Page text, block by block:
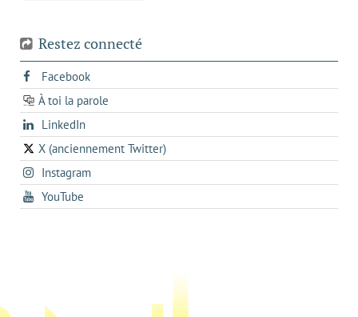
Restez connecté
Facebooks'ouvre
dans
un
onglet
À toi la parole
opens
in
a
new
tab
LinkedInopens
in
a
new
X (anciennement Twitter)
s'ouvre
dans
un
nouvel
Instagrams'ouvre
dans
un
YouTube
dans